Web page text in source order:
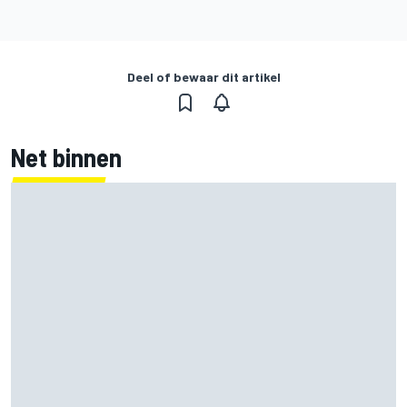
Deel of bewaar dit artikel
Net binnen